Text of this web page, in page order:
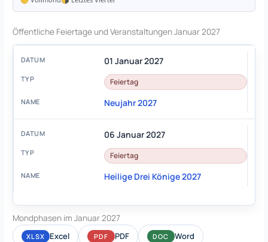
Öffentliche Feiertage und Veranstaltungen Januar 2027
01 Januar 2027
Feiertag
Neujahr 2027
06 Januar 2027
Feiertag
Heilige Drei Könige 2027
Mondphasen im Januar 2027
XLSX Excel PDF PDF DOC Word